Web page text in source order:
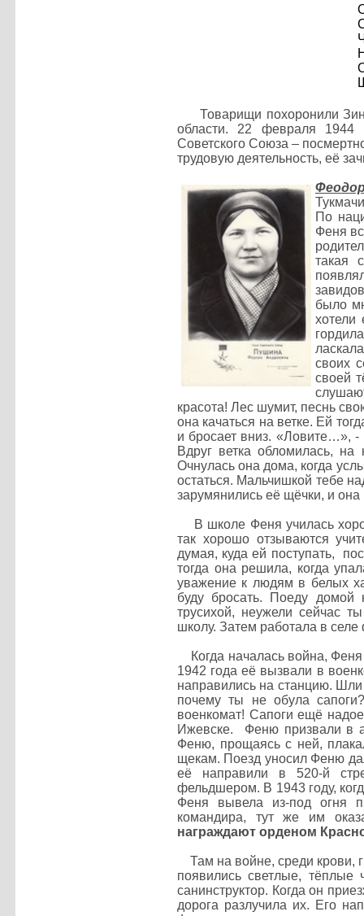
Товарищи похоронили
области. 22 февраля 1944
Советского Союза –
трудовую деятельность, её
По
Феня
такая
было
хотели
своих
своей
красота! Лес шумит, песнь
она качаться на ветке. Ей
и бросает вниз. «Ловите…», -
Вдруг ветка обломилась,
Очнулась она дома, когда
остаться. Мальчишкой тебе
зарумянились её щёчки, и она
В школе Феня училась
так хорошо отзываются
думая, куда ей поступать,
тогда она решила, когда
уважение к людям в белых
буду бросать. Поеду домой
трусихой, неужели сейчас
школу. Затем работала в
Когда началась война, Феня
1942 года её вызвали в
направились на станцию.
почему ты не обула
военкомат! Сапоги ещё
Ижевске. Феню призвали в
Феню, прощаясь с ней,
щекам. Поезд уносил Феню
её направили в 520-й
фельдшером. В 1943 году,
Феня вывела из-под огня
командира, тут же им
награждают орденом
Там на войне, среди крови,
появились светлые, тёплые
санинструктор. Когда он
дорога разлучила их. Его